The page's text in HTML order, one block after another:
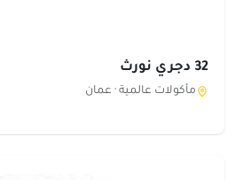
32 دجري نورث
مأكولات عالمية · عمان